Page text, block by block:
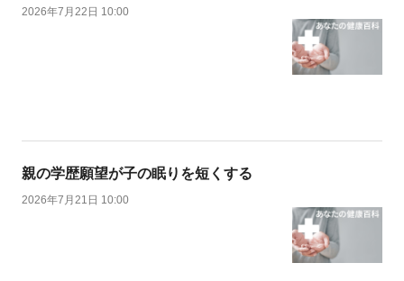
2026年7月22日 10:00
親の学歴願望が子の眠りを短くする
2026年7月21日 10:00